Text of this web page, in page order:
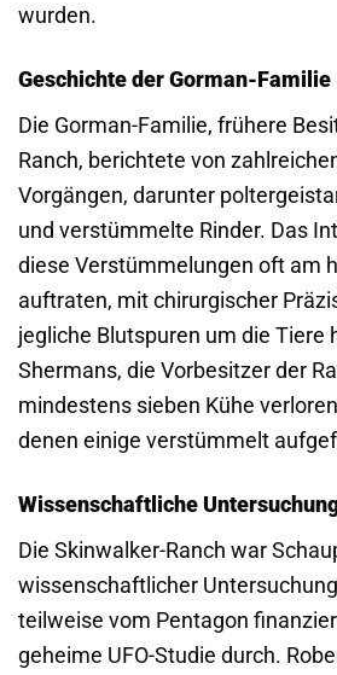
wurden.
Geschichte der Gorman-Familie
Die Gorman-Familie, frühere
Ranch, berichtete von
Vorgängen, darunter
und verstümmelte Rinder. Das
diese Verstümmelungen oft am
auftraten, mit chirurgischer
jegliche Blutspuren um die Tiere
Shermans, die Vorbesitzer der
mindestens sieben Kühe
denen einige verstümmelt
Wissenschaftliche
Die Skinwalker-Ranch war
wissenschaftlicher
teilweise vom Pentagon
geheime UFO-Studie durch.